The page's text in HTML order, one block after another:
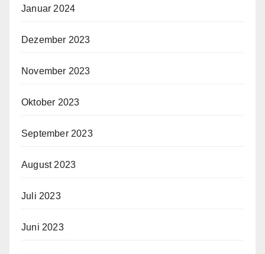
Januar 2024
Dezember 2023
November 2023
Oktober 2023
September 2023
August 2023
Juli 2023
Juni 2023